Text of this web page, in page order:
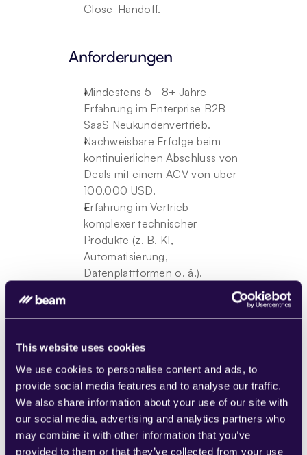
This website uses cookies
We use cookies to personalise content and ads, to
provide social media features and to analyse our traffic.
We also share information about your use of our site with
our social media, advertising and analytics partners who
may combine it with other information that you’ve
provided to them or that they’ve collected from your use
Close-Handoff.
Anforderungen
Mindestens 5–8+ Jahre
Erfahrung im Enterprise B2B
SaaS Neukundenvertrieb.
Nachweisbare Erfolge beim
kontinuierlichen Abschluss von
Deals mit einem ACV von über
100.000 USD.
Erfahrung im Vertrieb
komplexer technischer
Produkte (z. B. KI,
Automatisierung,
Datenplattformen o. ä.).
Stakeholder-Deals mit C-
Nachgewiesene Fähigkeit,
Pipelines durch Outbound-
und selbst generierte
Aktivitäten aufzubauen und
erfolgreich abzuschließen.
Erfahrung mit nutzungs- oder